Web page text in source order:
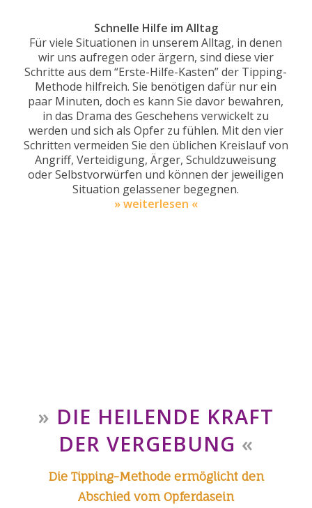
Schnelle Hilfe im Alltag
Für viele Situationen in unserem Alltag, in denen
wir uns aufregen oder ärgern, sind diese vier
Schritte aus dem “Erste-Hilfe-Kasten” der Tipping-
Methode hilfreich. Sie benötigen dafür nur ein
paar Minuten, doch es kann Sie davor bewahren,
in das Drama des Geschehens verwickelt zu
werden und sich als Opfer zu fühlen. Mit den vier
Schritten vermeiden Sie den üblichen Kreislauf von
Angriff, Verteidigung, Ärger, Schuldzuweisung
oder Selbstvorwürfen und können der jeweiligen
Situation gelassener begegnen.
» weiterlesen «
» DIE HEILENDE KRAFT
DER VERGEBUNG «
Die Tipping-Methode ermöglicht den
Abschied vom Opferdasein